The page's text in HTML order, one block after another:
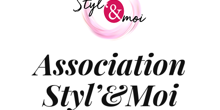
Association
Styl’&Moi